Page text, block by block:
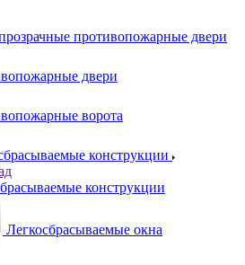
противопожарные двери
двери
ворота
конструкции
конструкции
Легкосбрасываемые окна